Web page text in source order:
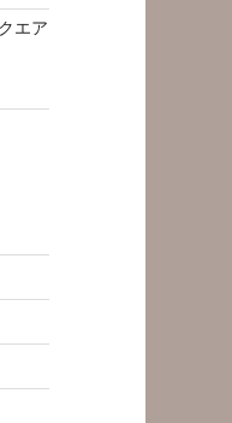
エア